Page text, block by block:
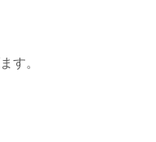
す。